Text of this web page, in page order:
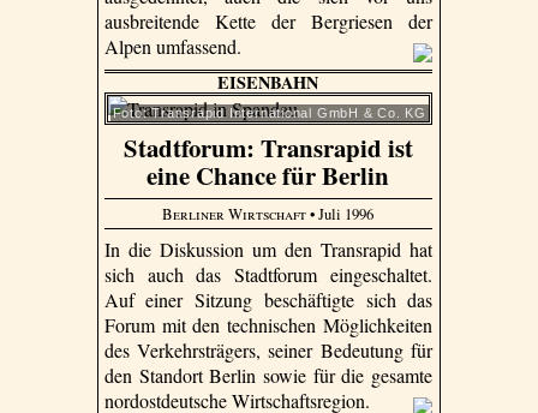
ausbreitende Kette der Bergriesen der
Alpen umfassend.
EISENBAHN
Foto: Transrapid International GmbH & Co. KG
Stadtforum: Transrapid ist
eine Chance für Berlin
Berliner Wirtschaft• Juli 1996
In die Diskussion um den Transrapid hat
sich auch das Stadtforum eingeschaltet.
Auf einer Sitzung beschäftigte sich das
Forum mit den technischen Möglichkeiten
des Verkehrsträgers, seiner Bedeutung für
den Standort Berlin sowie für die gesamte
nordostdeutsche Wirtschaftsregion.